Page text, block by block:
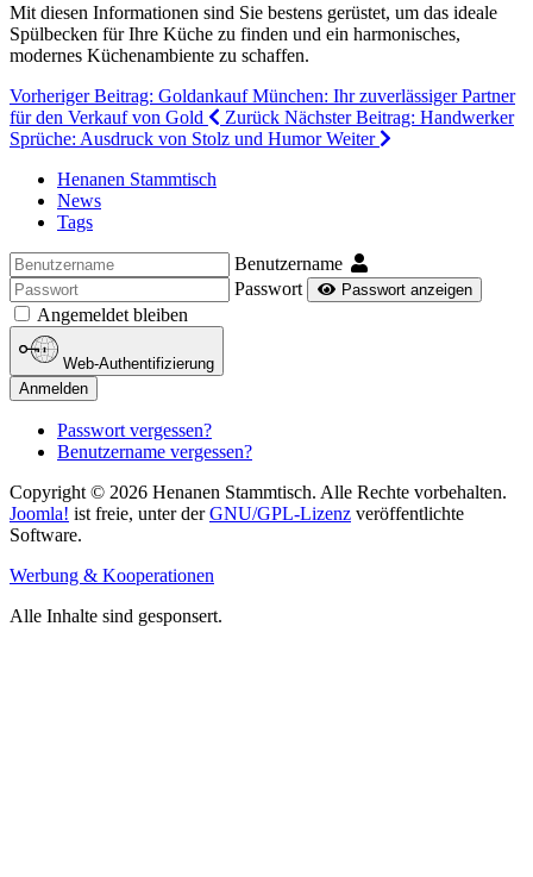
Mit diesen Informationen sind Sie bestens gerüstet, um das ideale
Spülbecken für Ihre Küche zu finden und ein harmonisches,
modernes Küchenambiente zu schaffen.
Vorheriger Beitrag: Goldankauf München: Ihr zuverlässiger Partner
für den Verkauf von Gold
Zurück Nächster Beitrag: Handwerker
Sprüche: Ausdruck von Stolz und HumorWeiter
Henanen Stammtisch
News
Tags
Benutzername
Passwort
Passwort anzeigen
Angemeldet bleiben
Web-Authentifizierung
Anmelden
Passwort vergessen?
Benutzername vergessen?
Copyright © 2026 Henanen Stammtisch. Alle Rechte vorbehalten.
Joomla! ist freie, unter derGNU/GPL-Lizenz veröffentlichte
Software.
Werbung & Kooperationen
Alle Inhalte sind gesponsert.